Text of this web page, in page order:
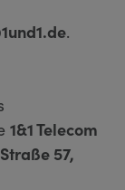
.
1&1 Telecom
57,